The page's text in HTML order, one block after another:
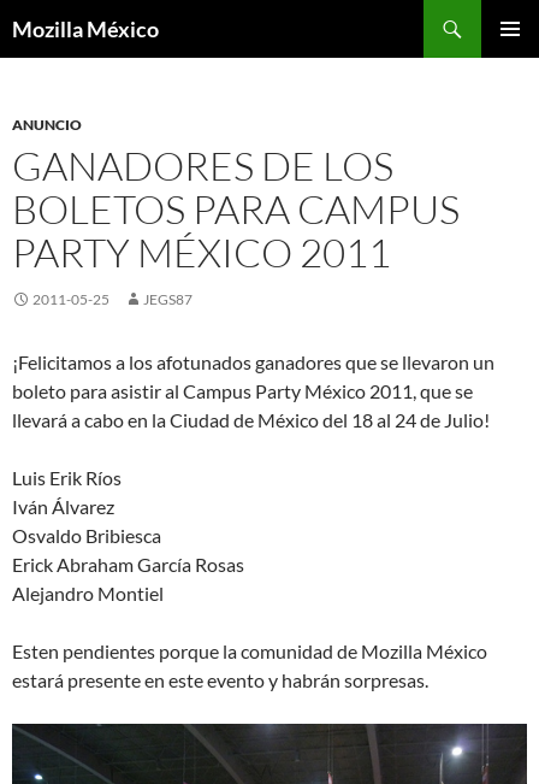
Mozilla México
ANUNCIO
GANADORES DE LOS
BOLETOS PARA CAMPUS
PARTY MÉXICO 2011
2011-05-25 JEGS87
¡Felicitamos a los afotunados ganadores que se llevaron un
boleto para asistir al Campus Party México 2011, que se
llevará a cabo en la Ciudad de México del 18 al 24 de Julio!
Luis Erik Ríos
Iván Álvarez
Osvaldo Bribiesca
Erick Abraham García Rosas
Alejandro Montiel
Esten pendientes porque la comunidad de Mozilla México
estará presente en este evento y habrán sorpresas.